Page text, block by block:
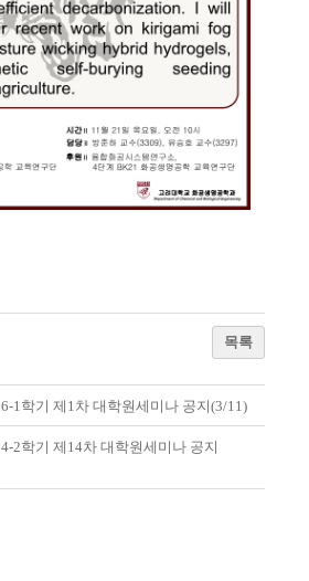
목록
1학기 제1차 대학원세미나 공지(3/11)
2학기 제14차 대학원세미나 공지